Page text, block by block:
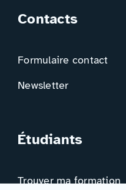
Contacts
Formulaire contact
Newsletter
Étudiants
Trouver ma formation